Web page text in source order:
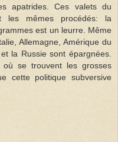
apatrides. Ces valets du
les mêmes procédés: la
est un leurre. Même
Allemagne, Amérique du
la Russie sont épargnées.
se trouvent les grosses
cette politique subversive